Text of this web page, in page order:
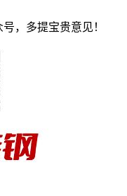
，多提宝贵意见！